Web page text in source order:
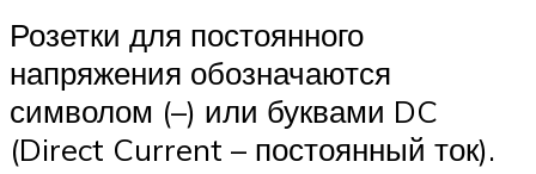
Розетки для постоянного
напряжения обозначаются
символом (–) или буквами DC
(Direct Current – постоянный ток).